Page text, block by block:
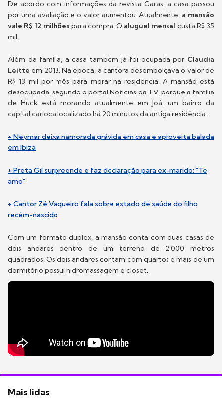
De acordo com informações da revista Caras, a casa passou
por uma avaliação e o valor aumentou. Atualmente, a mansão
vale R$ 12 milhões para compra. O aluguel mensal custa R$ 35
mil.
Além da família, a casa também já foi ocupada por Claudia
Leitte em 2013. Na época, a cantora desembolçava o valor de
R$ 13 mil por mês para morar na residência. A mansão está
desocupada, segundo o portal Notícias da TV, porque a família
de Huck está morando atualmente em Joá, um bairro da
capital carioca localizado há 20 minutos da antiga residência.
+ Neymar deixa namorada grávida em casa e aproveita balada
em Ibiza
+ Preta Gil surpreende e faz declaração para ex-marido: "Te
amo"
+ Cantor Zé Vaqueiro fala sobre estado de saúde do filho
recém-nascido
Com um formato duplex, a mansão conta com duas casas de
dois andares dentro de um terreno de 2.000 metros
quadrados. Os dois andares contam com quartos e mais de um
dormitório possui hidromassagem e closet.
Mais lidas